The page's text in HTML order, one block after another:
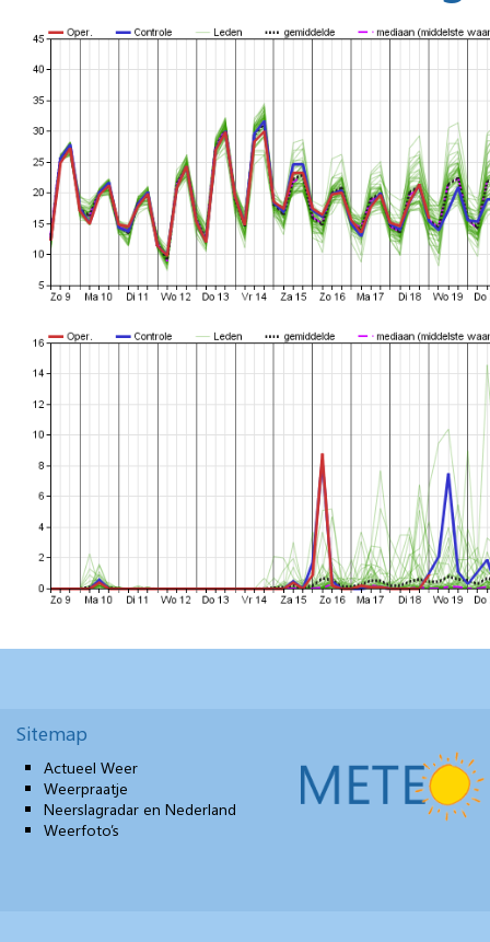
Sitemap
Actueel Weer
Weerpraatje
Neerslagradar en Nederland
Weerfoto’s